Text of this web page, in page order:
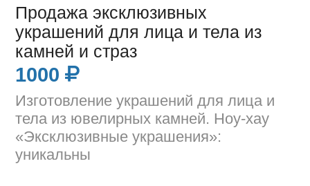
Продажа эксклюзивных
украшений для лица и тела из
камней и страз
1000
Изготовление украшений для лица и
тела из ювелирных камней. Ноу-хау
«Эксклюзивные украшения»:
уникальны